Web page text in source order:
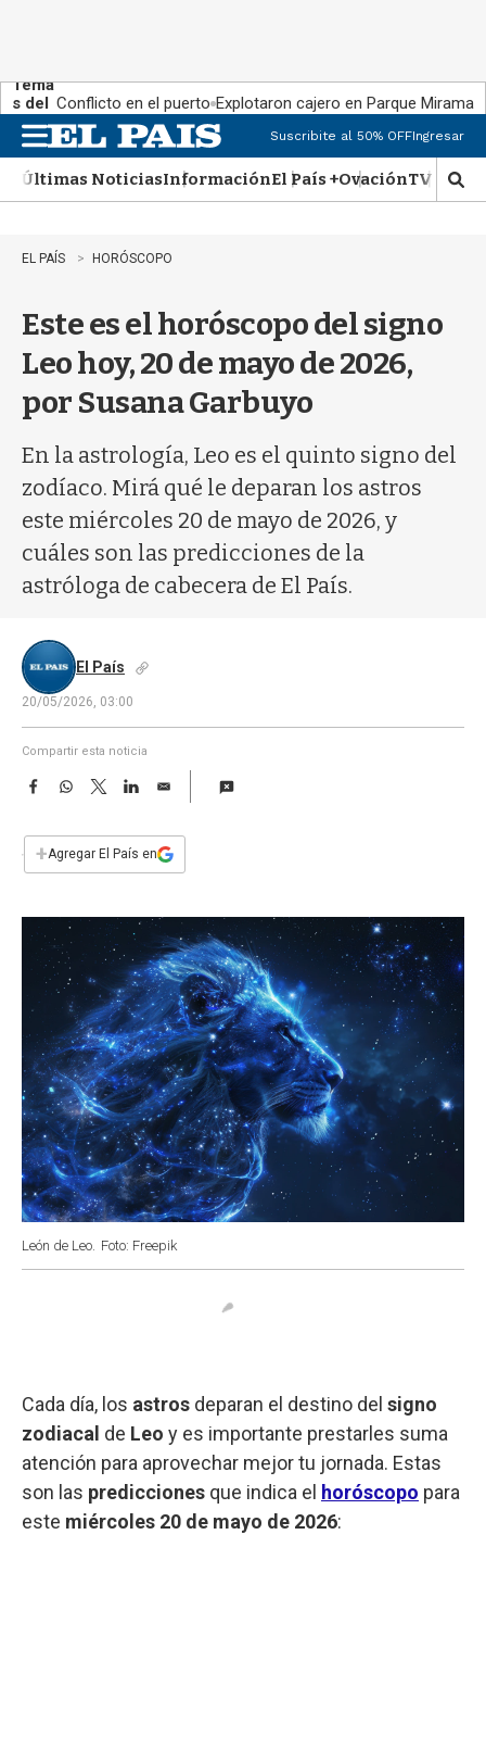
Tema
s del
día:
Conflicto en el puerto Explotaron cajero en Parque Miramar
n
u
Suscribite al 50% OFFIngresar
Últimas NoticiasInformaciónEl País +OvaciónTV Show
M
o
d
EL PAÍS HORÓSCOPO
Este es el horóscopo del signo
Leo hoy, 20 de mayo de 2026,
por Susana Garbuyo
En la astrología, Leo es el quinto signo del
zodíaco. Mirá qué le deparan los astros
este miércoles 20 de mayo de 2026, y
cuáles son las predicciones de la
astróloga de cabecera de El País.
El País
20/05/2026, 03:00
Compartir esta noticia
F
e
b
k
W
s
p
T
w
t
L
n
E
i
l
+Agregar El País en
León de Leo. Foto: Freepik
Cada día, los astros deparan el destino del signo
zodiacal de Leo y es importante prestarles suma
atención para aprovechar mejor tu jornada. Estas
son las predicciones que indica el horóscopo para
este miércoles 20 de mayo de 2026: